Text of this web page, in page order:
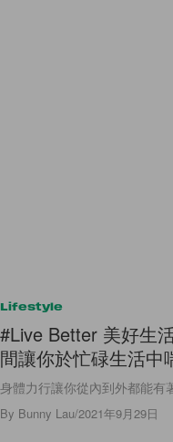
Lifestyle
#Live Better 美好生
間讓你於忙碌生活中
身體力行讓你從內到外都能有
By Bunny Lau/2021年9月29日